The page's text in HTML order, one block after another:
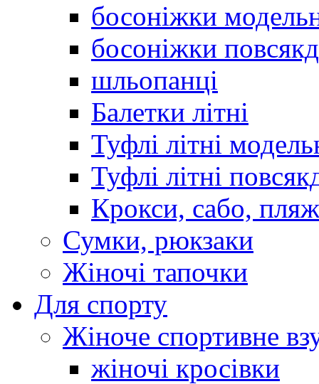
босоніжки
босоніжки
шльопанці
Балетки літні
Туфлі літні
Туфлі літні
Крокси, сабо,
Сумки, рюкзаки
Жіночі тапочки
Для спорту
Жіноче спортивне
жіночі кросівки